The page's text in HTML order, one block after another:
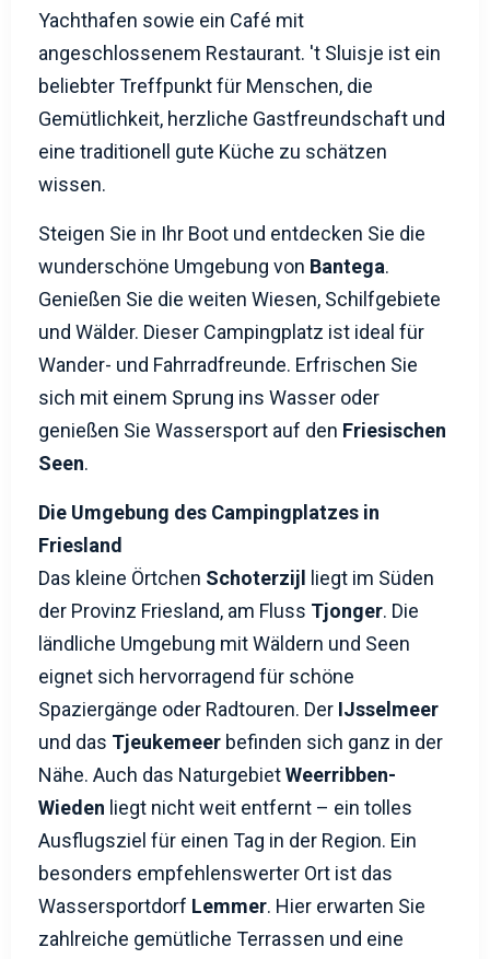
Yachthafen sowie ein Café mit
angeschlossenem Restaurant. 't Sluisje ist ein
beliebter Treffpunkt für Menschen, die
Gemütlichkeit, herzliche Gastfreundschaft und
eine traditionell gute Küche zu schätzen
wissen.
Steigen Sie in Ihr Boot und entdecken Sie die
wunderschöne Umgebung von Bantega.
Genießen Sie die weiten Wiesen, Schilfgebiete
und Wälder. Dieser Campingplatz ist ideal für
Wander- und Fahrradfreunde. Erfrischen Sie
sich mit einem Sprung ins Wasser oder
genießen Sie Wassersport auf den Friesischen
Seen.
Die Umgebung des Campingplatzes in
Friesland
Das kleine Örtchen Schoterzijl
liegt im Süden
der Provinz Friesland, am Fluss Tjonger. Die
ländliche Umgebung mit Wäldern und Seen
eignet sich hervorragend für schöne
Spaziergänge oder Radtouren. Der IJsselmeer
und das Tjeukemeer befinden sich ganz in der
Nähe. Auch das NaturgebietWeerribben-
Wieden liegt nicht weit entfernt – ein tolles
Ausflugsziel für einen Tag in der Region. Ein
besonders empfehlenswerter Ort ist das
Wassersportdorf Lemmer. Hier erwarten Sie
zahlreiche gemütliche Terrassen und eine